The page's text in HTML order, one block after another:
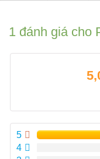
1 đánh giá cho
5
4